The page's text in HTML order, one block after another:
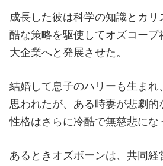
成長した彼は科学の知識とカ
酷な策略を駆使してオズコー
大企業へと発展させた。
結婚して息子のハリーも生まれ
思われたが、ある時妻が悲劇
性格はさらに冷酷で無慈悲にな
あるときオズボーンは、共同経